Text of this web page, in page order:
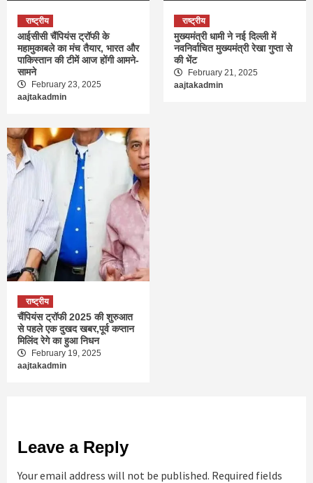
राष्ट्रीय
आईसीसी चैंपियंस ट्रॉफी के
महामुकाबले का मंच तैयार, भारत और
पाकिस्तान की टीमें आज होंगी आमने-
सामने
February 23, 2025
aajtakadmin
राष्ट्रीय
मुख्यमंत्री धामी ने नई दिल्ली में
नवनिर्वाचित मुख्यमंत्री रेखा गुप्ता से
की भेंट
February 21, 2025
aajtakadmin
राष्ट्रीय
चैंपियंस ट्रॉफी 2025 की शुरुआत
से पहले एक दुखद खबर,पूर्व कप्तान
मिलिंद रेगे का हुआ निधन
February 19, 2025
aajtakadmin
Leave a Reply
Your email address will not be published. Required fields